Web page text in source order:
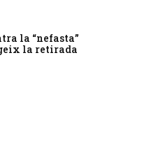
la “nefasta”
la retirada